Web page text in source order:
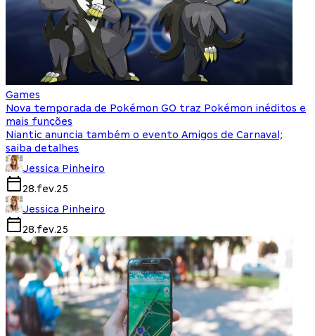
Games
Nova temporada de Pokémon GO traz Pokémon inéditos e
mais funções
Niantic anuncia também o evento Amigos de Carnaval;
saiba detalhes
Jessica Pinheiro
28.fev.25
Jessica Pinheiro
28.fev.25